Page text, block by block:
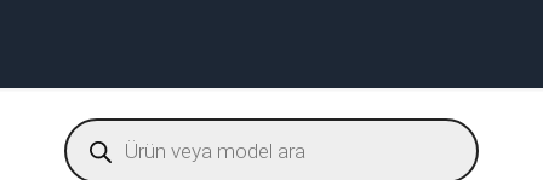
Products
search